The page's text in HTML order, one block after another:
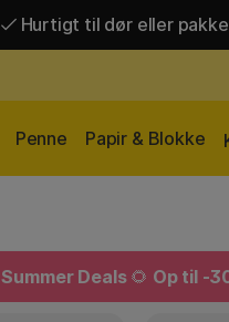
Hurtigt til dør eller
Penne Papir & Blokke
Summer Deals 🌻 Op til -